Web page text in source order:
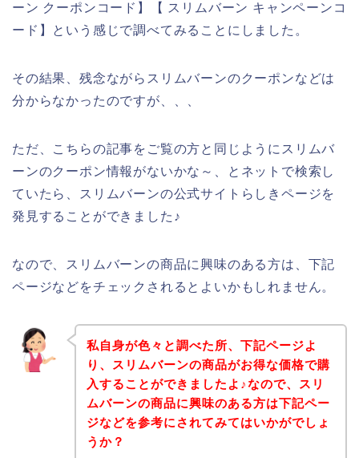
ーン クーポンコード】【 スリムバーン キャンペーンコ
ード】という感じで調べてみることにしました。
その結果、残念ながらスリムバーンのクーポンなどは
分からなかったのですが、、、
ただ、こちらの記事をご覧の方と同じようにスリムバ
ーンのクーポン情報がないかな～、とネットで検索し
ていたら、スリムバーンの公式サイトらしきページを
発見することができました♪
なので、スリムバーンの商品に興味のある方は、下記
ページなどをチェックされるとよいかもしれません。
私自身が色々と調べた所、下記ページよ
り、スリムバーンの商品がお得な価格で購
入することができましたよ♪なので、スリ
ムバーンの商品に興味のある方は下記ペー
ジなどを参考にされてみてはいかがでしょ
うか？